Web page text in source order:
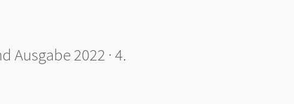
Ausgabe 2022 · 4.